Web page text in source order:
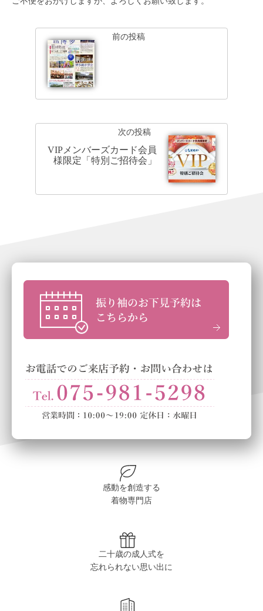
前の投稿
次の投稿
VIPメンバーズカード会員
様限定「特別ご招待会」
感動を創造する
着物専門店
二十歳の成人式を
忘れられない思い出に